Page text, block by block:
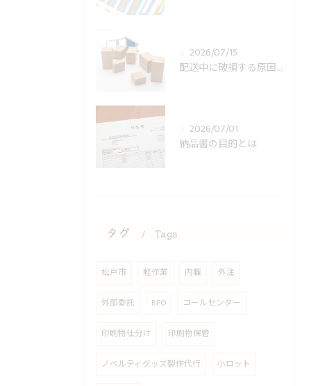
2026/07/15
配送中に破損する原因とは
2026/07/01
納品書の目的とは
タグ Tags
松戸市 軽作業 内職 外注
外部委託 BPO コールセンター
印刷物仕分け 印刷物保管
ノベルティグッズ製作代行 小ロット